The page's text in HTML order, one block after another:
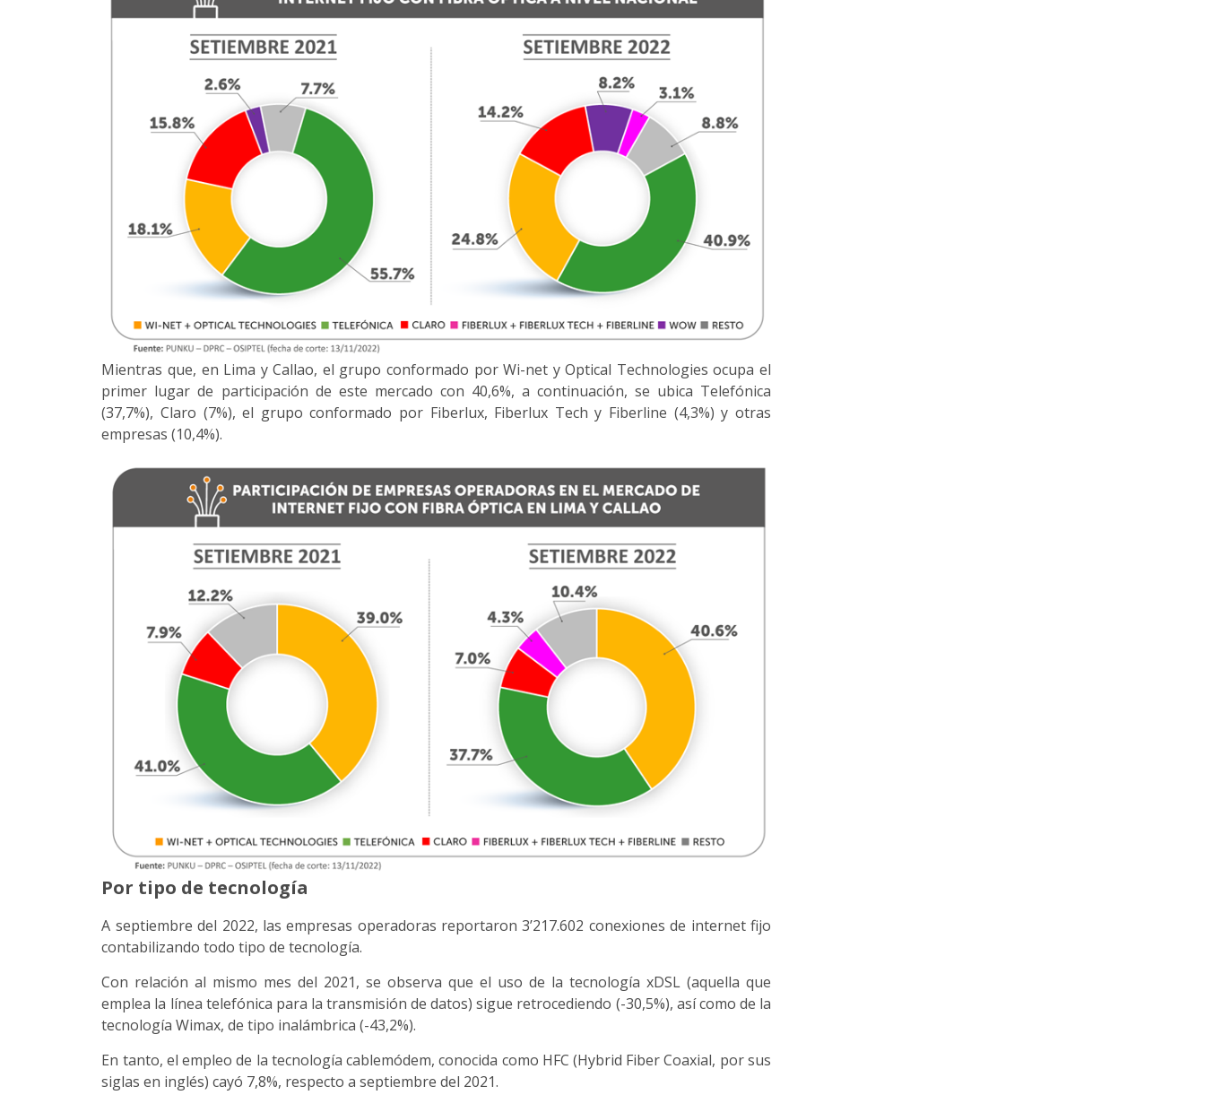
Mientras que, en Lima y Callao, el grupo conformado por Wi-net y Optical Technologies ocupa el
primer lugar de participación de este mercado con 40,6%, a continuación, se ubica Telefónica
(37,7%), Claro (7%), el grupo conformado por Fiberlux, Fiberlux Tech y Fiberline (4,3%) y otras
empresas (10,4%).
Por tipo de tecnología
A septiembre del 2022, las empresas operadoras reportaron 3’217.602 conexiones de internet fijo
contabilizando todo tipo de tecnología.
Con relación al mismo mes del 2021, se observa que el uso de la tecnología xDSL (aquella que
emplea la línea telefónica para la transmisión de datos) sigue retrocediendo (-30,5%), así como de la
tecnología Wimax, de tipo inalámbrica (-43,2%).
En tanto, el empleo de la tecnología cablemódem, conocida como HFC (Hybrid Fiber Coaxial, por sus
siglas en inglés) cayó 7,8%, respecto a septiembre del 2021.